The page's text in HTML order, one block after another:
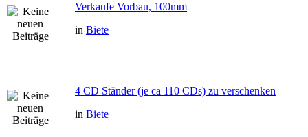
Verkaufe Vorbau, 100mm
in Biete
4 CD Ständer (je ca 110 CDs) zu verschenken
in Biete